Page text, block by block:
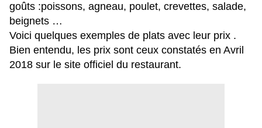
goûts :poissons, agneau, poulet, crevettes, salade,
beignets …
Voici quelques exemples de plats avec leur prix .
Bien entendu, les prix sont ceux constatés en Avril
2018 sur le site officiel du restaurant.